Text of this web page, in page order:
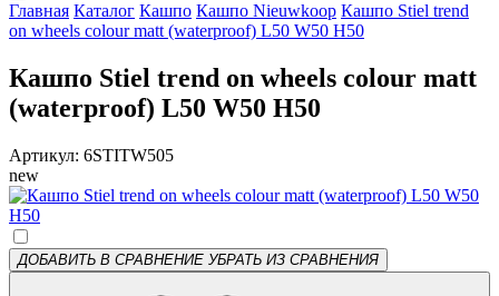
Главная Каталог Кашпо Кашпо Nieuwkoop Кашпо Stiel trend
on wheels colour matt (waterproof) L50 W50 H50
Кашпо Stiel trend on wheels colour matt
(waterproof) L50 W50 H50
Артикул: 6STITW505
new
ДОБАВИТЬ В СРАВНЕНИЕ УБРАТЬ ИЗ СРАВНЕНИЯ